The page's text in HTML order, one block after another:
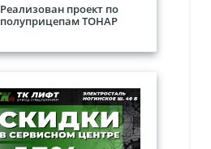
Реализован проект по
полуприцепам ТОНАР